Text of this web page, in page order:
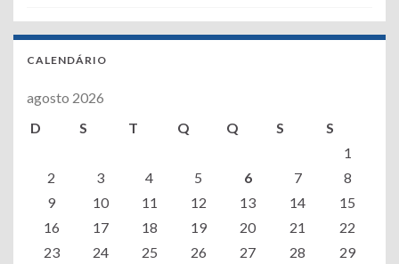
CALENDÁRIO
agosto 2026
D
S T Q Q S
S
1
2
3 4 5 6 7
8
9
10 11 12 13 14
15
16
17 18 19 20 21
22
23
24 25 26 27 28 29